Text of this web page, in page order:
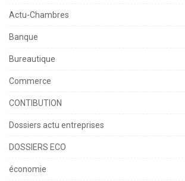
Actu-Chambres
Banque
Bureautique
Commerce
CONTIBUTION
Dossiers actu entreprises
DOSSIERS ECO
économie